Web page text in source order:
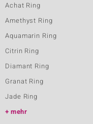
Achat Ring
Amethyst Ring
Aquamarin Ring
Citrin Ring
Diamant Ring
Granat Ring
Jade Ring
mehr